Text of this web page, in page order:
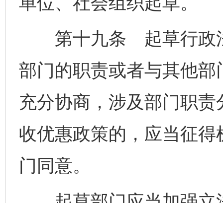
第十九条 起草行政法
部门的职责或者与其他
充分协商，涉及部门职
收优惠政策的，应当征
门同意。